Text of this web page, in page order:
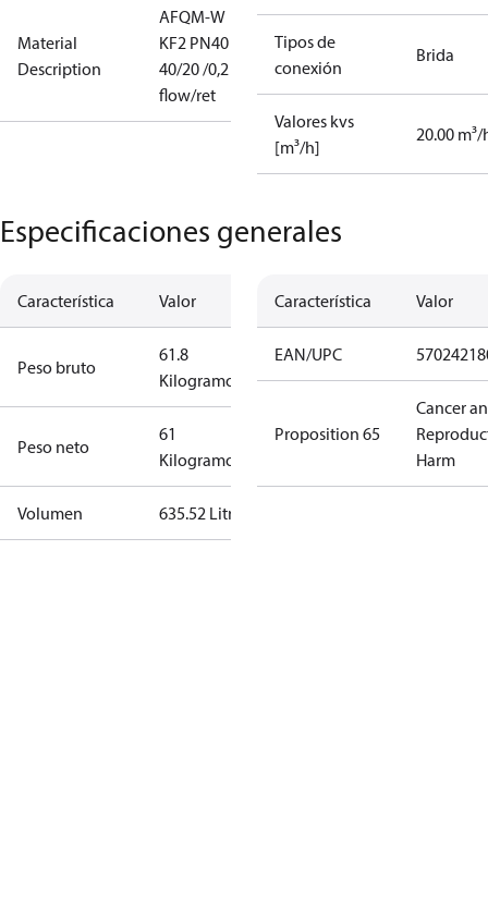
Material
Description
AFQM-W
KF2 PN40
40/20 /0,2 fla
flow/ret
Tipos de
conexión
Brida
Valores kvs
[m³/h]
20.00 m³/
Especificaciones generales
Característica Valor
Peso bruto
61.8
Kilogramo
Peso neto
61
Kilogramo
Volumen 635.52 Litro
Característica Valor
EAN/UPC
Proposition 65
Cancer
Harm